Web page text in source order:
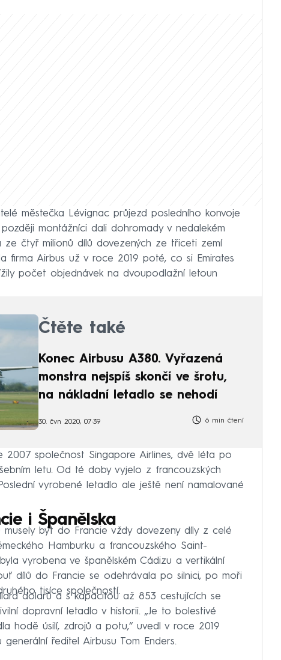
městečka Lévignac průjezd posledního konvoje
montážníci dali dohromady v nedalekém
ze čtyř milionů dílů dovezených ze třiceti zemí
firma Airbus už v roce 2019 poté, co si Emirates
počet objednávek na dvoupodlažní letoun
Čtěte také
Konec Airbusu A380. Vyřazená
monstra nejspíš skončí ve šrotu,
na nákladní letadlo se nehodí
30. čvn 2020, 07:39 6 min čtení
společnost Singapore Airlines, dvě léta po
letu. Od té doby vyjelo z francouzských
vyrobené letadlo ale ještě není namalované
i Španělska
musely být do Francie vždy dovezeny díly z celé
Hamburku a francouzského Saint-
vyrobena ve španělském Cádizu a vertikální
dílů do Francie se odehrávala po silnici, po moři
tisíce společností.
dolarů a s kapacitou až 853 cestujících se
dopravní letadlo v historii. „Je to bolestivé
hodě úsilí, zdrojů a potu,“ uvedl v roce 2019
ředitel Airbusu Tom Enders.